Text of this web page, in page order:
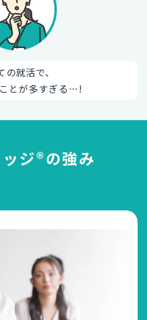
の就活で、
とが多すぎる…!
ジ®の強み